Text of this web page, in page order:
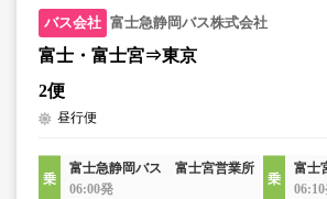
・一部取り扱いのない停留所がある場合
ントタイプでのご用意となります。
・増便や車両整備等の都合により、予告
ださい。
富士急静岡バス株式会社
富士・富士宮⇒東京
2便
昼行便
富士急静岡バス 富士宮営業所
06:00発
富士